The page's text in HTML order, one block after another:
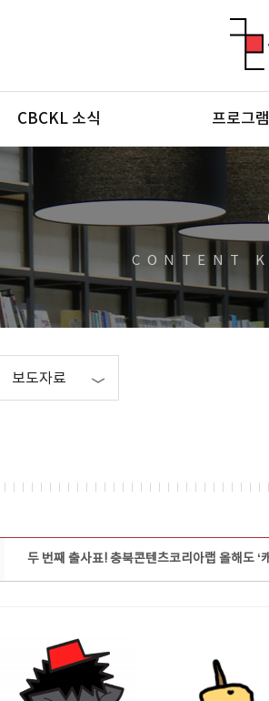
CBCKL 소식 프로그램
CONTENT
보도자료
두 번째 출사표! 충북콘텐츠코리아랩 올해도 ‘